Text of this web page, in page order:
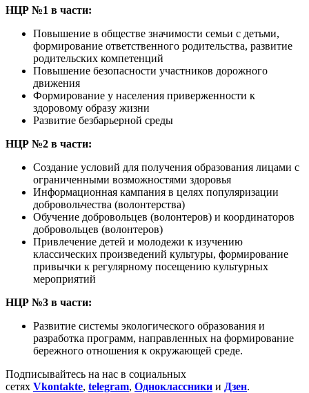
НЦР №1 в части:
Повышение в обществе значимости семьи с детьми,
формирование ответственного родительства, развитие
родительских компетенций
Повышение безопасности участников дорожного
движения
Формирование у населения приверженности к
здоровому образу жизни
Развитие безбарьерной среды
НЦР №2 в части:
Создание условий для получения образования лицами с
ограниченными возможностями здоровья
Информационная кампания в целях популяризации
добровольчества (волонтерства)
Обучение добровольцев (волонтеров) и координаторов
добровольцев (волонтеров)
Привлечение детей и молодежи к изучению
классических произведений культуры, формирование
привычки к регулярному посещению культурных
мероприятий
НЦР №3 в части:
Развитие системы экологического образования и
разработка программ, направленных на формирование
бережного отношения к окружающей среде.
Подписывайтесь на нас в социальных
сетях Vkontakte, telegram, Одноклассники и Дзен.